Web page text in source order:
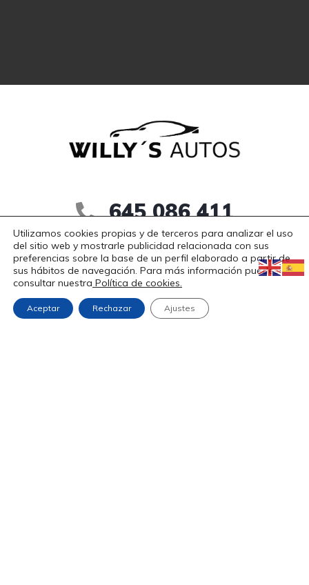
645 086 411
willy_pya@hotmail.com
Gabriel Ramos Bejarano, 112
(Pol. de Las Quemadas)
14014 • Córdoba
Utilizamos cookies propias y de terceros para analizar el uso
del sitio web y mostrarle publicidad relacionada con sus
preferencias sobre la base de un perfil elaborado a partir de
sus hábitos de navegación. Para más información puedes
consultar nuestra Política de cookies.
Aceptar Rechazar Ajustes